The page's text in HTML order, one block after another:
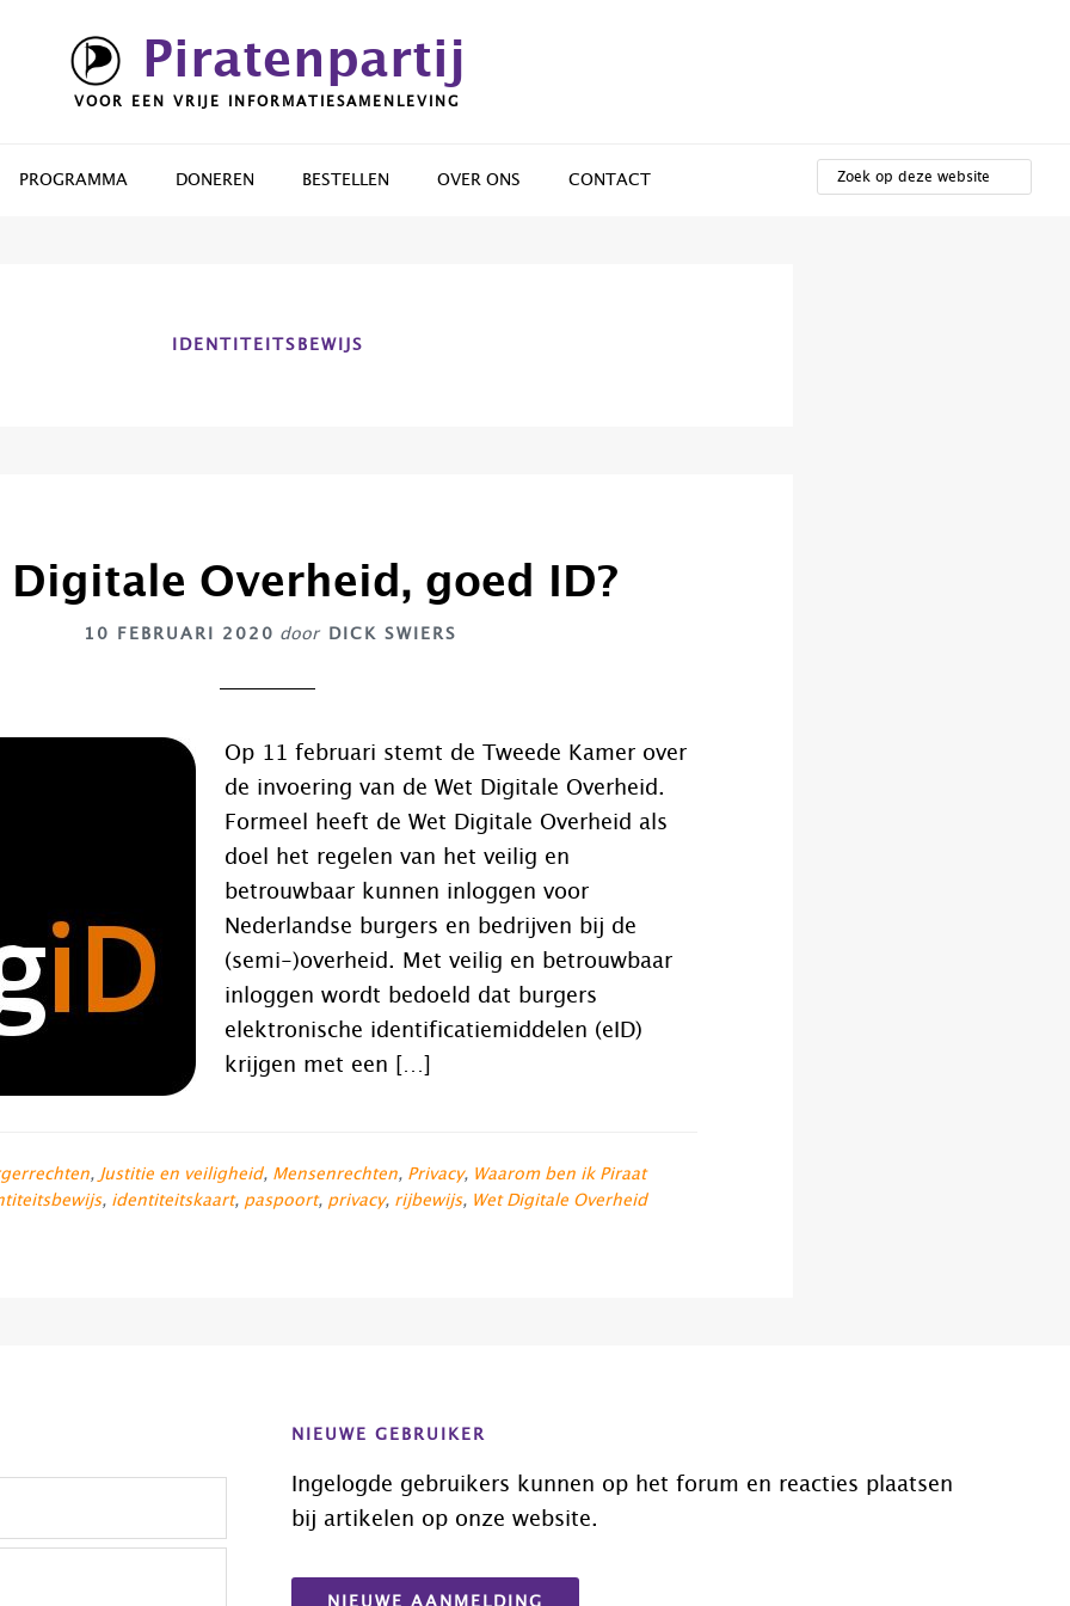
Piratenpartij
VOOR EEN VRIJE INFORMATIESAMENLEVING
PROGRAMMA DONEREN BESTELLEN OVER ONS CONTACT
OP
DEZE
IDENTITEITSBEWIJS
Digitale Overheid, goed ID?
10 FEBRUARI 2020 door DICK SWIERS
Op 11 februari stemt de Tweede Kamer over
de invoering van de Wet Digitale Overheid.
Formeel heeft de Wet Digitale Overheid als
doel het regelen van het veilig en
betrouwbaar kunnen inloggen voor
Nederlandse burgers en bedrijven bij de
(semi-)overheid. Met veilig en betrouwbaar
inloggen wordt bedoeld dat burgers
elektronische identificatiemiddelen (eID)
krijgen met een […]
, Justitie en veiligheid, Mensenrechten, Privacy, Waarom ben ik Piraat
, identiteitskaart, paspoort, privacy, rijbewijs, Wet Digitale Overheid
NIEUWE GEBRUIKER
Ingelogde gebruikers kunnen op het forum en reacties plaatsen
bij artikelen op onze website.
NIEUWE AANMELDING